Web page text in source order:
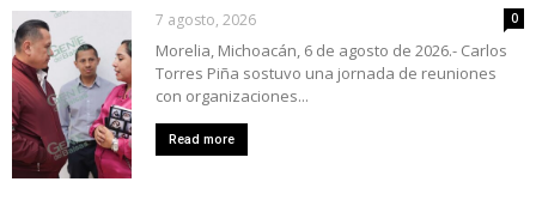
7 agosto, 2026 0
Morelia, Michoacán, 6 de agosto de 2026.- Carlos
Torres Piña sostuvo una jornada de reuniones
con organizaciones...
Read more